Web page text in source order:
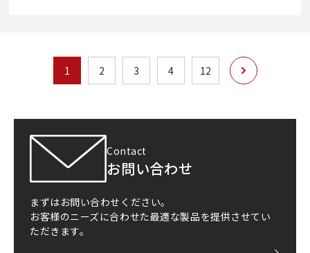
1 2 3 4 12 次へ
Contact
お問い合わせ
まずはお問い合わせください。
お客様のニーズに合わせた最適な製品を提供させてい
ただきます。